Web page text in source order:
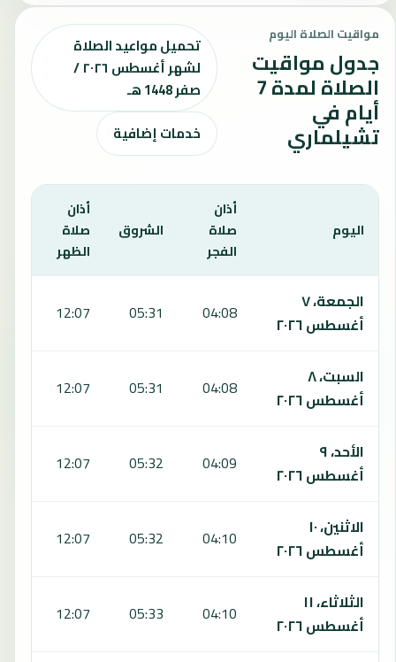
مواقيت الصلاة اليوم
جدول مواقيت
الصلاة لمدة 7
أيام في
تشيلماري
تحميل مواعيد الصلاة
لشهر أغسطس ٢٠٢٦ /
صفر 1448 هـ
خدمات إضافية
اليوم
أذان
صلاة
الفجر
الشروق
أذان
صلاة
الظهر
الجمعة، ٧
أغسطس ٢٠٢٦
04:08
05:31
12:07
السبت، ٨
أغسطس ٢٠٢٦
04:08
05:31
12:07
الأحد، ٩
أغسطس ٢٠٢٦
04:09
05:32
12:07
الاثنين، ١٠
أغسطس ٢٠٢٦
04:10
05:32
12:07
الثلاثاء، ١١
أغسطس ٢٠٢٦
04:10
05:33
12:07